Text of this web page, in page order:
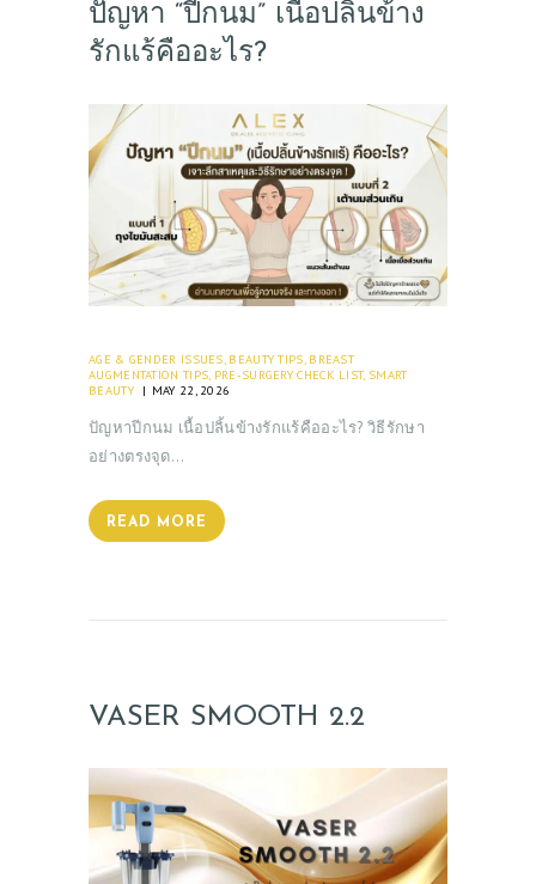
ปัญหา “ปีกนม” เนื้อปลิ้นข้าง
รักแร้คืออะไร?
AGE & GENDER ISSUES BEAUTY TIPS BREAST
AUGMENTATION TIPS PRE-SURGERY CHECK LIST, SMART
BEAUTY
MAY 22, 2026
ปัญหาปีกนม เนื้อปลิ้นข้างรักแร้คืออะไร? วิธีรักษา
อย่างตรงจุด…
READ MORE
VASER SMOOTH 2.2